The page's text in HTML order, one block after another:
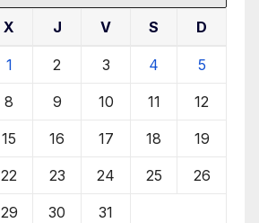
X J V S D
1 2 3 4 5
8 9 10 11 12
15 16 17 18 19
22 23 24 25 26
29 30 31